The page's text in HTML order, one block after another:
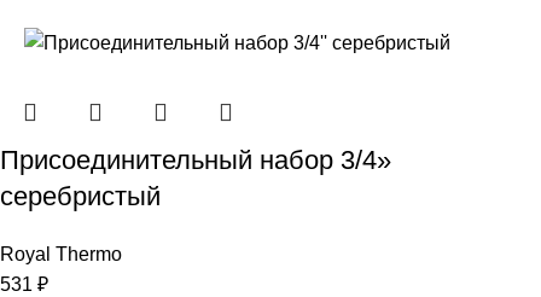
Присоединительный набор 3/4»
серебристый
Royal Thermo
531 ₽